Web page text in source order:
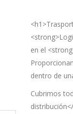
en el
dentro de
Cubrimos